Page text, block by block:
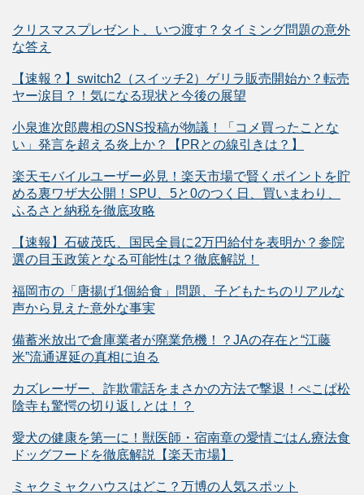
クリスマスプレゼント、いつ渡す？タイミング問題の意外
な答え
【速報？】switch2（スイッチ2）ゲリラ販売開始か？転売
ヤー涙目？！気になる現状と今後の展望
小泉進次郎農相のSNS投稿が物議！「コメ買ったことな
い」発言を超える炎上か？【PRとの線引きは？】
楽天モバイルユーザー必見！楽天市場で賢くポイントを貯
める裏ワザ大公開！SPU、5と0のつく日、買いまわり、
ふるさと納税を徹底攻略
【速報】石破茂氏、国民全員に2万円給付を表明か？参院
選の目玉政策となる可能性は？徹底解説！
福岡市の「唐揚げ1個給食」問題、子どもたちのリアルな
声から見えた意外な事実
備蓄米放出で倉庫業者が廃業危機！？JAの存在と“江藤
米”流通遅延の真相に迫る
カズレーザー、詐欺電話をまさかの方法で撃退！ぺこぱ松
陰寺も驚愕の切り返しとは！？
愛犬の健康を第一に！獣医師・宿南章の愛情ごはん療法食
ドッグフードを徹底解説【楽天市場】
ミャクミャクハウスはどこ？万博の人気スポット